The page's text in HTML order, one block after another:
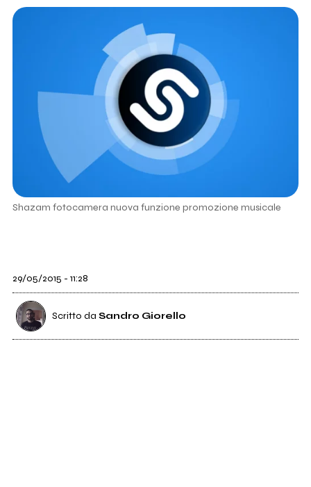
Shazam fotocamera nuova funzione promozione musicale
29/05/2015 - 11:28
Scritto da Sandro Giorello